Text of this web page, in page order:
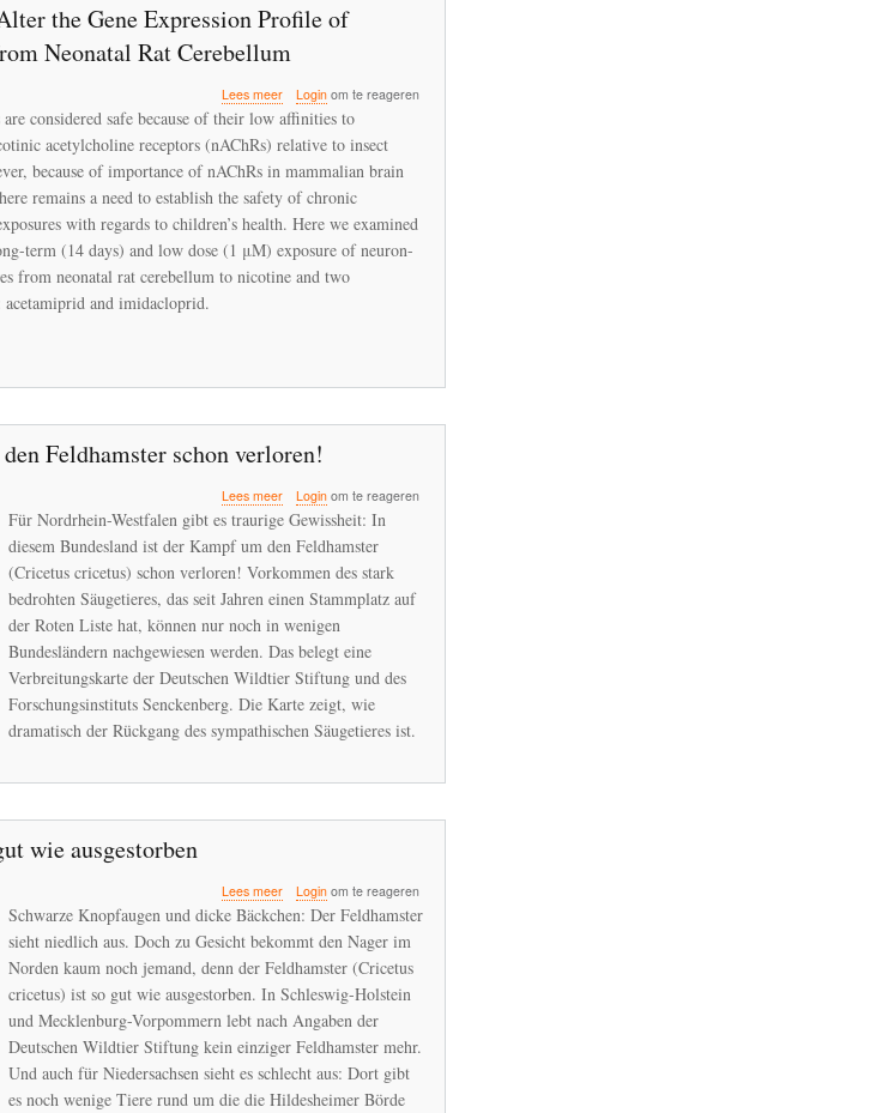
the Gene Expression Profile of
Neonatal Rat Cerebellum
Lees meer over
Neonicotinoid
Alter
the
Gene
Profile
of
Neuron-
Login om te reageren
considered safe because of their low affinities to
acetylcholine receptors (nAChRs) relative to insect
because of importance of nAChRs in mammalian brain
remains a need to establish the safety of chronic
with regards to children’s health. Here we examined
term (14 days) and low dose (1 μM) exposure of neuron-
from neonatal rat cerebellum to nicotine and two
and imidacloprid.
Feldhamster schon verloren!
Lees meer over
Für
ist
der
Kampf
den
Feldhamster
schon
verloren!
Login om te reageren
Für Nordrhein-Westfalen gibt es traurige Gewissheit: In
diesem Bundesland ist der Kampf um den Feldhamster
(Cricetus cricetus) schon verloren! Vorkommen des stark
bedrohten Säugetieres, das seit Jahren einen Stammplatz auf
der Roten Liste hat, können nur noch in wenigen
Bundesländern nachgewiesen werden. Das belegt eine
Verbreitungskarte der Deutschen Wildtier Stiftung und des
Forschungsinstituts Senckenberg. Die Karte zeigt, wie
dramatisch der Rückgang des sympathischen Säugetieres ist.
wie ausgestorben
Lees meer over
Feldhamster
Norden
so
gut
ausgestorben
Login om te reageren
Schwarze Knopfaugen und dicke Bäckchen: Der Feldhamster
sieht niedlich aus. Doch zu Gesicht bekommt den Nager im
Norden kaum noch jemand, denn der Feldhamster (Cricetus
cricetus) ist so gut wie ausgestorben. In Schleswig-Holstein
und Mecklenburg-Vorpommern lebt nach Angaben der
Deutschen Wildtier Stiftung kein einziger Feldhamster mehr.
Und auch für Niedersachsen sieht es schlecht aus: Dort gibt
es noch wenige Tiere rund um die die Hildesheimer Börde